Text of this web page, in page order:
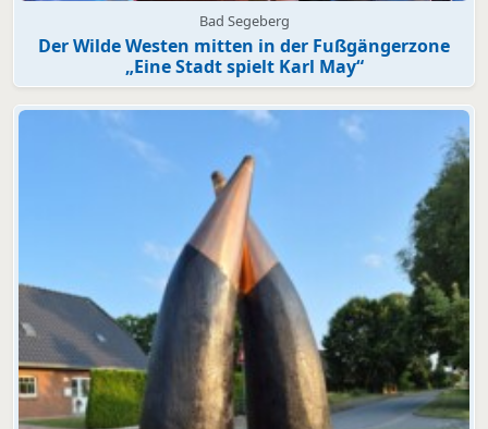
Bad Segeberg
Der Wilde Westen mitten in der Fußgängerzone
„Eine Stadt spielt Karl May“